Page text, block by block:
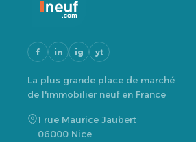
f in ig yt
La plus grande place de marché
de l'immobilier neuf en France
1 rue Maurice Jaubert
06000 Nice